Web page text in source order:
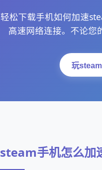
轻松下载手机如何加速
高速网络连接。不论您
玩
steam手机怎么加